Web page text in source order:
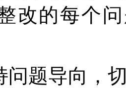
改的每个
问题导向，